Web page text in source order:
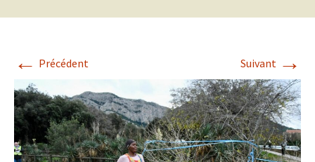
← Précédent Suivant →